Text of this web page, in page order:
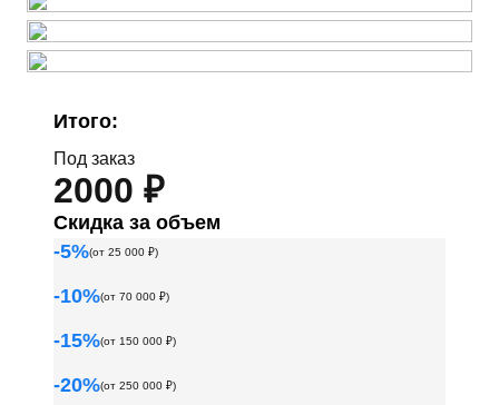
Итого:
Под заказ
2000 ₽
Скидка за объем
-5%(от 25 000 ₽)
-10%(от 70 000 ₽)
-15%(от 150 000 ₽)
-20%(от 250 000 ₽)